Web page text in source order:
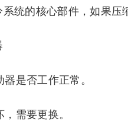
统的核心部件，如果压
是否工作正常。
需要更换。